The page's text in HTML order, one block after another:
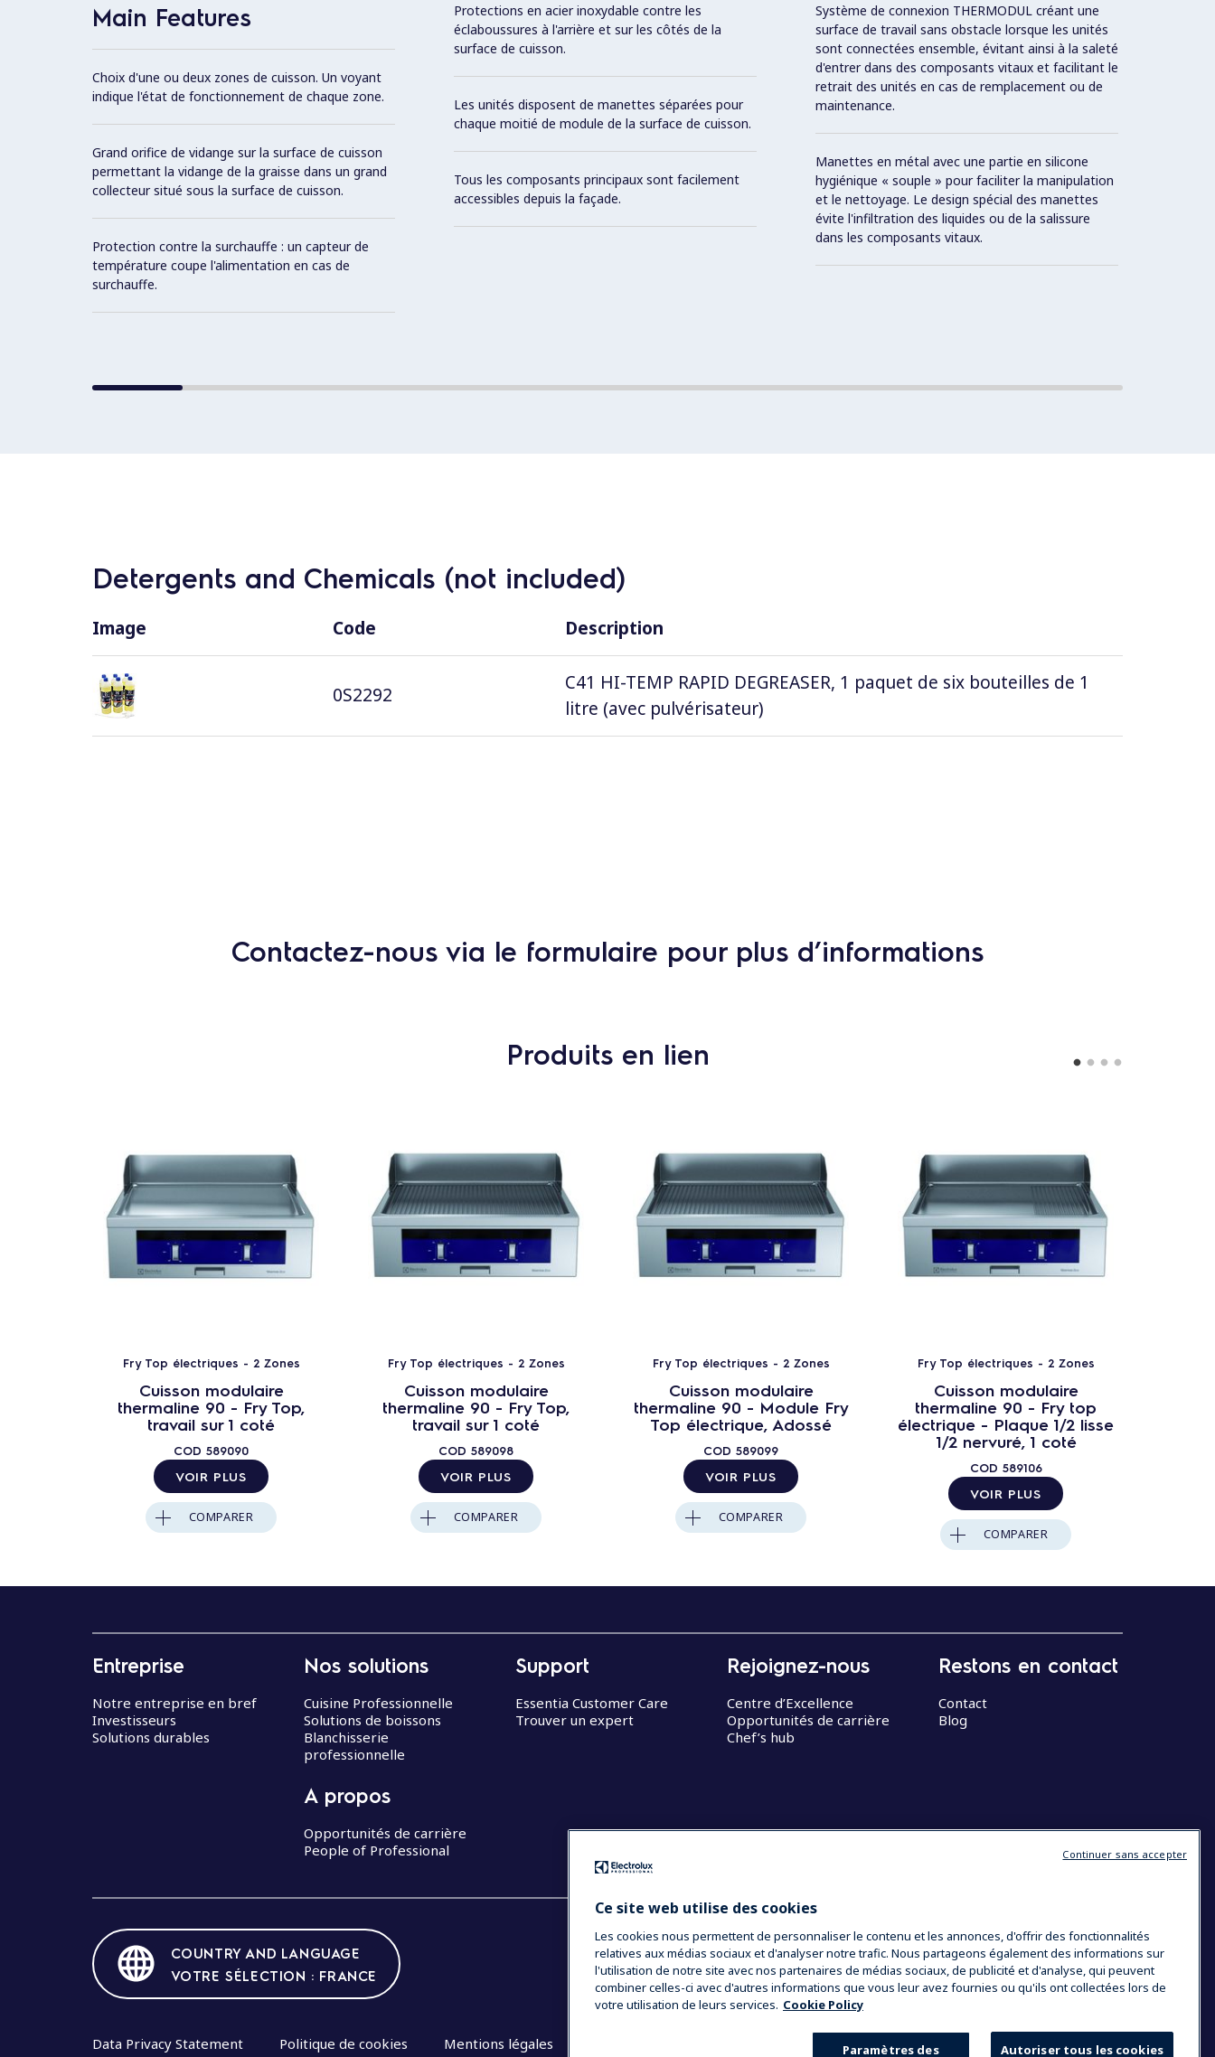
Main Features
Choix d'une ou deux zones de cuisson. Un voyant
indique l'état de fonctionnement de chaque zone.
Grand orifice de vidange sur la surface de cuisson
permettant la vidange de la graisse dans un grand
collecteur situé sous la surface de cuisson.
Protection contre la surchauffe : un capteur de
température coupe l'alimentation en cas de
surchauffe.
Protections en acier inoxydable contre les
éclaboussures à l'arrière et sur les côtés de la
surface de cuisson.
Les unités disposent de manettes séparées pour
chaque moitié de module de la surface de cuisson.
Tous les composants principaux sont facilement
accessibles depuis la façade.
Système de connexion THERMODUL créant une
surface de travail sans obstacle lorsque les unités
sont connectées ensemble, évitant ainsi à la saleté
d'entrer dans des composants vitaux et facilitant le
retrait des unités en cas de remplacement ou de
maintenance.
Manettes en métal avec une partie en silicone
hygiénique « souple » pour faciliter la manipulation
et le nettoyage. Le design spécial des manettes
évite l'infiltration des liquides ou de la salissure
dans les composants vitaux.
Detergents and Chemicals (not included)
Image Code Description
0S2292
C41 HI-TEMP RAPID DEGREASER, 1 paquet de six bouteilles de 1
litre (avec pulvérisateur)
Contactez-nous via le formulaire pour plus d’informations
Produits en lien
Fry Top électriques - 2 Zones
Cuisson modulaire
thermaline 90 - Fry Top,
travail sur 1 coté
COD 589090
VOIR PLUS
COMPARER
Fry Top électriques - 2 Zones
Cuisson modulaire
thermaline 90 - Fry Top,
travail sur 1 coté
COD 589098
VOIR PLUS
COMPARER
Fry Top électriques - 2 Zones
Cuisson modulaire
thermaline 90 - Module Fry
Top électrique, Adossé
COD 589099
VOIR PLUS
COMPARER
Fry Top électriques - 2 Zones
Cuisson modulaire
thermaline 90 - Fry top
électrique - Plaque 1/2 lisse
1/2 nervuré, 1 coté
COD 589106
VOIR PLUS
COMPARER
Entreprise
Notre entreprise en bref
Investisseurs
Solutions durables
Nos solutions
Cuisine Professionnelle
Solutions de boissons
Blanchisserie
professionnelle
A propos
Opportunités de carrière
People of Professional
Support
Essentia Customer Care
Trouver un expert
Rejoignez-nous
Centre d’Excellence
Opportunités de carrière
Chef’s hub
Restons en contact
Contact
Blog
COUNTRY AND LANGUAGE
VOTRE SÉLECTION : FRANCE
Data Privacy Statement Politique de cookies Mentions légales
Ce site web utilise des cookies
Les cookies nous permettent de personnaliser le contenu et les annonces, d'offrir des fonctionnalités
relatives aux médias sociaux et d'analyser notre trafic. Nous partageons également des informations sur
l'utilisation de notre site avec nos partenaires de médias sociaux, de publicité et d'analyse, qui peuvent
combiner celles-ci avec d'autres informations que vous leur avez fournies ou qu'ils ont collectées lors de
votre utilisation de leurs services. Cookie Policy
Autoriser tous les cookies
Paramètres des
Continuer sans accepter